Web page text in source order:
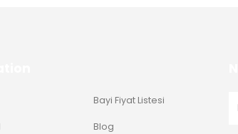
Bayi Fiyat Listesi
Blog